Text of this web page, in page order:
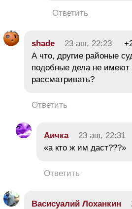
Ответить
shade 23 авг, 22:23
А что, другие районые
подобные дела не имеют
рассматривать?
Ответить
Аичка 23 авг, 22:31
«а кто ж им даст???»
Ответить
Васисуалий Лоханкин